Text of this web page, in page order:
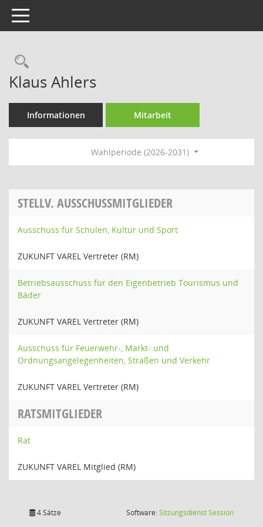
Toggle navigation
Rechercheauswahl
Klaus Ahlers
Informationen Mitarbeit
Wahlperiode (2026-2031)
STELLV. AUSSCHUSSMITGLIEDER
Ausschuss für Schulen, Kultur und Sport
ZUKUNFT VAREL Vertreter (RM)
Betriebsausschuss für den Eigenbetrieb Tourismus und
Bäder
ZUKUNFT VAREL Vertreter (RM)
Ausschuss für Feuerwehr-, Markt- und
Ordnungsangelegenheiten, Straßen und Verkehr
ZUKUNFT VAREL Vertreter (RM)
RATSMITGLIEDER
Rat
ZUKUNFT VAREL Mitglied (RM)
4 Sätze Software:SitzungsdienstSession(Wird in